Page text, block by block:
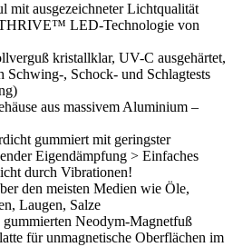
mit ausgezeichneter Lichtqualität
LED-Technologie von
kristallklar, UV-C ausgehärtet,
Schwing-, Schock- und Schlagtests
aus massivem Aluminium –
gummiert mit geringster
Eigendämpfung > Einfaches
durch Vibrationen!
den meisten Medien wie Öle,
Laugen, Salze
Neodym-Magnetfuß
für unmagnetische Oberflächen im